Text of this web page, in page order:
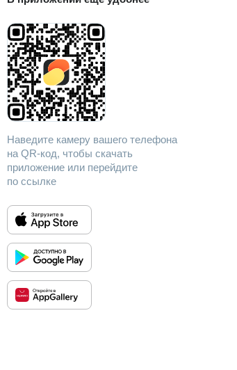
Наведите камеру вашего телефона
на QR-код, чтобы скачать
приложение или перейдите
по ссылке